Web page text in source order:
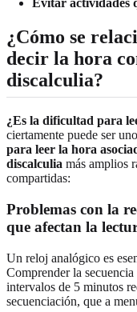
Evitar actividades
¿Cómo se
decir la hora
discalculia?
¿Es la dificultad para
ciertamente puede ser
para leer la hora
discalculia más amplios
compartidas:
Problemas con la
que afectan la
Un reloj analógico es
Comprender la
intervalos de 5 minutos
secuenciación, que a